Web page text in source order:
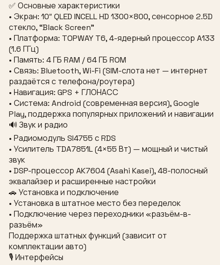
✅ Основные характеристики
• Экран: 10″ QLED INCELL HD 1300×800, сенсорное 2.5D
стекло, “Black Screen”
• Платформа: TOPWAY T6, 4-ядерный процессор A133
(1.6 ГГц)
• Память: 4 ГБ RAM / 64 ГБ ROM
• Связь: Bluetooth, Wi-Fi (SIM-слота нет — интернет
раздаётся с телефона/роутера)
• Навигация: GPS + ГЛОНАСС
• Система: Android (современная версия), Google
Play, поддержка популярных приложений и навигации
🔊 Звук и радио
• Радиомодуль SI4755 с RDS
• Усилитель TDA7851L (4×55 Вт) — мощный и чистый
звук
• DSP-процессор AK7604 (Asahi Kasei), 48-полосный
эквалайзер и расширенные настройки
🚗 Установка и подключение
• Установка в штатное место без переделок
• Подключение через переходники «разъём-в-
разъём»
Поддержка штатных функций (зависит от
комплектации авто)
🎙 Интерфейсы